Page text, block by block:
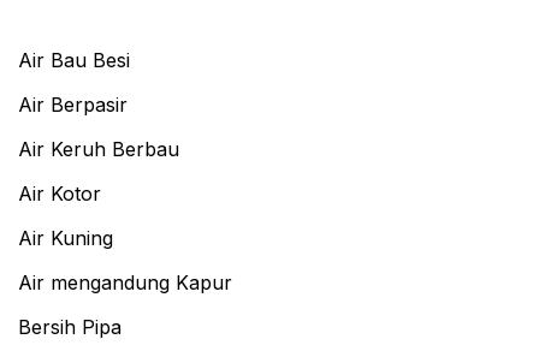
Air Bau Besi
Air Berpasir
Air Keruh Berbau
Air Kotor
Air Kuning
Air mengandung Kapur
Bersih Pipa